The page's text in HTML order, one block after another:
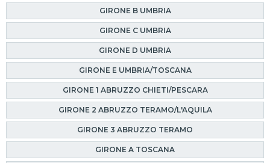
GIRONE B UMBRIA
GIRONE C UMBRIA
GIRONE D UMBRIA
GIRONE E UMBRIA/TOSCANA
GIRONE 1 ABRUZZO CHIETI/PESCARA
GIRONE 2 ABRUZZO TERAMO/L'AQUILA
GIRONE 3 ABRUZZO TERAMO
GIRONE A TOSCANA